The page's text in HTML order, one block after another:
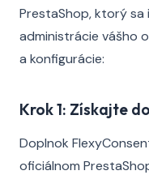
PrestaShop, ktorý
administrácie vášho
a konfigurácie:
Krok 1: Získajte
Doplnok
oficiálnom